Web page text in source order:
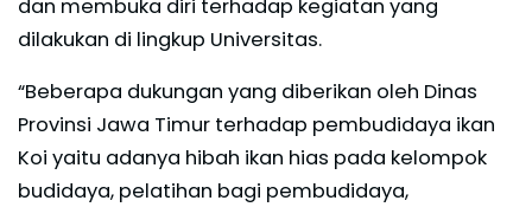
dan membuka diri terhadap kegiatan yang
dilakukan di lingkup Universitas.
“Beberapa dukungan yang diberikan oleh Dinas
Provinsi Jawa Timur terhadap pembudidaya ikan
Koi yaitu adanya hibah ikan hias pada kelompok
budidaya, pelatihan bagi pembudidaya,